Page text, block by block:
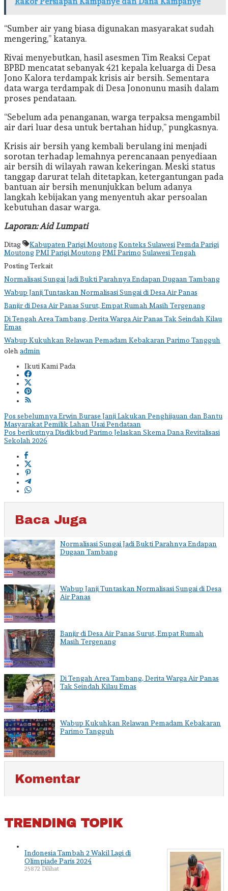
“Sumber air yang biasa digunakan masyarakat sudah
mengering,” katanya.
Rivai menyebutkan, hasil asesmen Tim Reaksi Cepat
BPBD mencatat sebanyak 421 kepala keluarga di Desa
Jono Kalora terdampak krisis air bersih. Sementara
data warga terdampak di Desa Jononunu masih dalam
proses pendataan.
“Sebelum ada penanganan, warga terpaksa mengambil
air dari luar desa untuk bertahan hidup,” pungkasnya.
Krisis air bersih yang kembali berulang ini menjadi
sorotan terhadap lemahnya perencanaan penyediaan
air bersih di wilayah rawan kekeringan. Meski status
tanggap darurat telah ditetapkan, ketergantungan pada
bantuan air bersih menunjukkan belum adanya
langkah kebijakan yang menyentuh akar persoalan
kebutuhan dasar warga.
Laporan: Aid Lumpati
Ditag Kabupaten Parigi Moutong Konteks Sulawesi Pemda Parigi
Moutong PMI Parigi Moutong PMI Parimo Sulawesi Tengah
Posting Terkait
Normalisasi Sungai Jadi Bukti Parahnya Endapan Dugaan Tambang
Wabup Janji Tuntaskan Normalisasi Sungai di Desa Air Panas
Banjir di Desa Air Panas Surut, Empat Rumah Masih Tergenang
Di Tengah Area Tambang, Derita Warga Air Panas Tak Seindah Kilau
Emas
Wabup Kukuhkan Relawan Pemadam Kebakaran Parimo Tangguh
oleh admin
Ikuti Kami Pada
Navigasi
pos
Pos sebelumnyaErwin Burase Janji Lakukan Penghijauan dan Bantu
Masyarakat Pemilik Lahan Usai Pendataan
Pos berikutnyaDisdikbud Parimo Jelaskan Skema Dana Revitalisasi
Sekolah 2026
Baca Juga
Normalisasi Sungai Jadi Bukti Parahnya Endapan
Dugaan Tambang
Wabup Janji Tuntaskan Normalisasi Sungai di Desa
Air Panas
Banjir di Desa Air Panas Surut, Empat Rumah
Masih Tergenang
Di Tengah Area Tambang, Derita Warga Air Panas
Tak Seindah Kilau Emas
Wabup Kukuhkan Relawan Pemadam Kebakaran
Parimo Tangguh
Komentar
TRENDING TOPIK
Indonesia Tambah 2 Wakil Lagi di
Olimpiade Paris 2024
25872 Dilihat